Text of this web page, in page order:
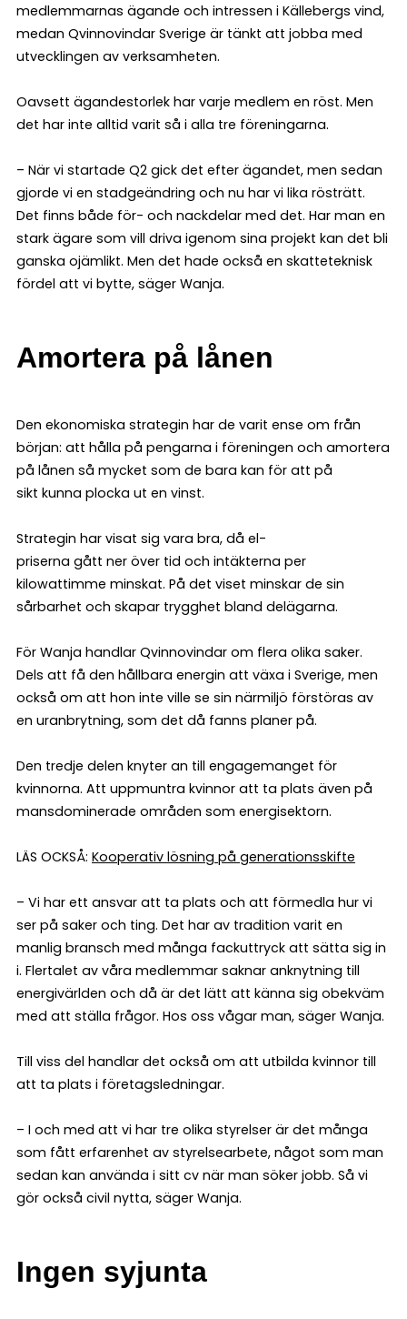
medlemmarnas ägande och intressen i Källebergs vind,
medan Qvinnovindar Sverige är tänkt att jobba med
utvecklingen av verksamheten.
Oavsett ägandestorlek har varje medlem en röst. Men
det har inte alltid varit så i alla tre föreningarna.
– När vi startade Q2 gick det efter ägandet, men sedan
gjorde vi en stadgeändring och nu har vi lika rösträtt.
Det finns både för- och nackdelar med det. Har man en
stark ägare som vill driva igenom sina projekt kan det bli
ganska ojämlikt. Men det hade också en skatteteknisk
fördel att vi bytte, säger Wanja.
Amortera på lånen
Den ekonomiska strategin har de varit ense om från
början: att hålla på pengarna i föreningen och amortera
på lånen så mycket som de bara kan för att på
sikt kunna plocka ut en vinst.
Strategin har visat sig vara bra, då el-
priserna gått ner över tid och intäkterna per
kilowattimme minskat. På det viset minskar de sin
sårbarhet och skapar trygghet bland delägarna.
För Wanja handlar Qvinnovindar om flera olika saker.
Dels att få den hållbara energin att växa i Sverige, men
också om att hon inte ville se sin närmiljö förstöras av
en uranbrytning, som det då fanns planer på.
Den tredje delen knyter an till engagemanget för
kvinnorna. Att uppmuntra kvinnor att ta plats även på
mansdominerade områden som energisektorn.
LÄS OCKSÅ: Kooperativ lösning på generationsskifte
– Vi har ett ansvar att ta plats och att förmedla hur vi
ser på saker och ting. Det har av tradition varit en
manlig bransch med många fackuttryck att sätta sig in
i. Flertalet av våra medlemmar saknar anknytning till
energivärlden och då är det lätt att känna sig obekväm
med att ställa frågor. Hos oss vågar man, säger Wanja.
Till viss del handlar det också om att utbilda kvinnor till
att ta plats i företagsledningar.
– I och med att vi har tre olika styrelser är det många
som fått erfarenhet av styrelsearbete, något som man
sedan kan använda i sitt cv när man söker jobb. Så vi
gör också civil nytta, säger Wanja.
Ingen syjunta